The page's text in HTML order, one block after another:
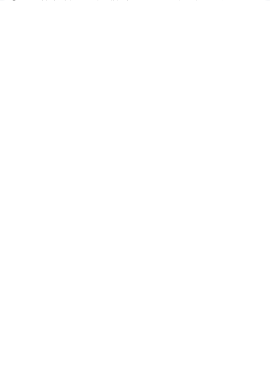
La cantidad mínima en el pedido de compra para el producto es 2.